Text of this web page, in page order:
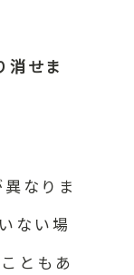
消せま
なりま
ない場
ともあ